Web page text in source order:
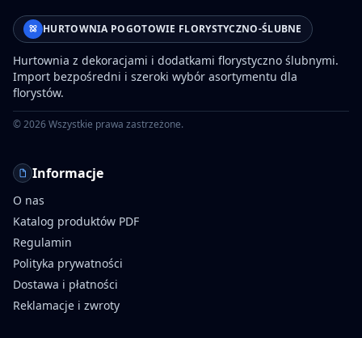
HURTOWNIA POGOTOWIE FLORYSTYCZNO-ŚLUBNE
Hurtownia z dekoracjami i dodatkami florystyczno ślubnymi.
Import bezpośredni i szeroki wybór asortymentu dla
florystów.
©2026Wszystkie prawa zastrzeżone.
Informacje
O nas
Katalog produktów PDF
Regulamin
Polityka prywatności
Dostawa i płatności
Reklamacje i zwroty